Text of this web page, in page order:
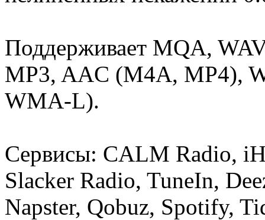
Поддерживает MQA,
MP3, AAC (M4A, MP4),
WMA-L).
Сервисы: CALM Radio,
Slacker Radio, TuneIn,
Napster, Qobuz, Spotify,